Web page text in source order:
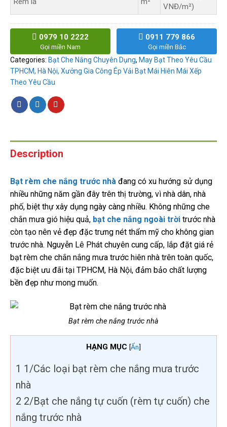
VNĐ/m²)
0979 10 2222
Gọi miền Nam
0911 779 866
Gọi miền Bắc
Categories: Bạt Che Nắng Chuyên Dụng, May Bạt Theo Yêu Cầu
TPHCM, Hà Nội, Xưởng Gia Công Ép Vải Bạt Mái Hiên Mái Xếp
Theo Yêu Cầu
Description
Bạt rèm che nắng trước nhà đang có xu hướng sử dụng
nhiều những năm gần đây trên thị trường, vì nhà dân, nhà
phố, biệt thự xây dụng ngày càng nhiều. Không những che
chắn mưa gió hiệu quả, bạt che nắng ngoài trời trước nhà
còn tạo nên vẻ đẹp đặc trưng nét thẩm mỹ cho không gian
trước nhà. Nguyễn Lê Phát chuyên cung cấp, lắp đặt giá rẻ
bạt rèm che chắn nắng mưa trước hiên nhà trên toàn quốc,
đặc biệt ưu đãi tại TPHCM, Hà Nội, đảm bảo chất lượng
bền đẹp như mong muốn.
Bạt rèm che nắng trước nhà
HẠNG MỤC [Ẩn]
1 1/Các loại bạt rèm che nắng mưa trước
nhà
2 2/Bạt che nắng tự cuốn (rèm tự cuốn) che
nắng trước nhà